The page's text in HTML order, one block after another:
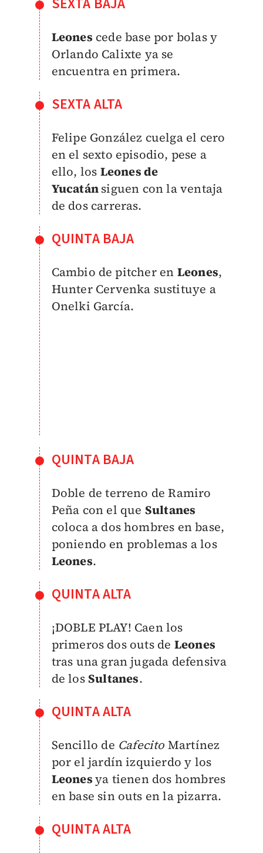
Leones cede base por bolas y
Orlando Calixte ya se
encuentra en primera.
SEXTA ALTA
Felipe González cuelga el cero
en el sexto episodio, pese a
ello, los Leones de
Yucatánsiguen con la ventaja
de dos carreras.
QUINTA BAJA
Cambio de pitcher en Leones,
Hunter Cervenka sustituye a
Onelki García.
QUINTA BAJA
Doble de terreno de Ramiro
Peña con el que Sultanes
coloca a dos hombres en base,
poniendo en problemas a los
Leones.
QUINTA ALTA
¡DOBLE PLAY! Caen los
primeros dos outs de Leones
tras una gran jugada defensiva
de losSultanes.
QUINTA ALTA
Sencillo de Cafecito Martínez
por el jardín izquierdo y los
Leonesya tienen dos hombres
en base sin outs en la pizarra.
QUINTA ALTA